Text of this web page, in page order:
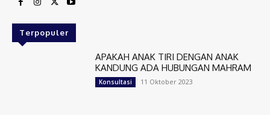
Terpopuler
APAKAH ANAK TIRI DENGAN ANAK
KANDUNG ADA HUBUNGAN MAHRAM
Konsultasi 11 Oktober 2023